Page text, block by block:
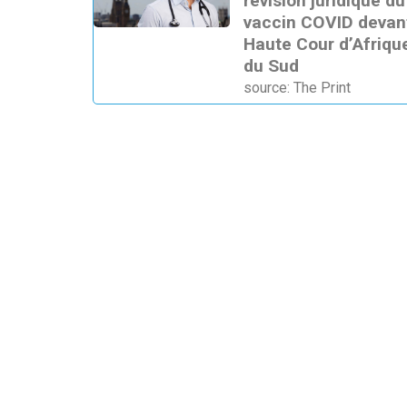
vaccin COVID
Haute Cour
du Sud
source: The Print